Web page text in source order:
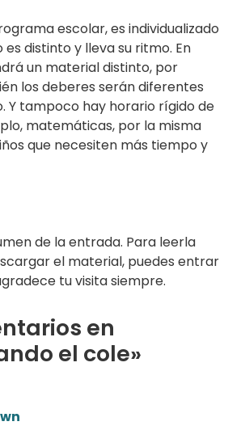
escolar, es individualizado
es distinto y lleva su ritmo. En
un material distinto, por
los deberes serán diferentes
Y tampoco hay horario rígido de
matemáticas, por la misma
que necesiten más tiempo y
de la entrada. Para leerla
el material, puedes entrar
tu visita siempre.
en
el cole»